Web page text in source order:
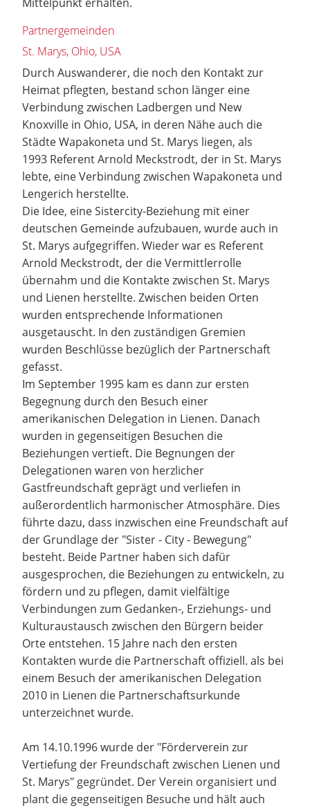
Partnergemeinden
St. Marys, Ohio, USA
Durch Auswanderer, die noch den Kontakt zur
Heimat pflegten, bestand schon länger eine
Verbindung zwischen Ladbergen und New
Knoxville in Ohio, USA, in deren Nähe auch die
Städte Wapakoneta und St. Marys liegen, als
1993 Referent Arnold Meckstrodt, der in St. Marys
lebte, eine Verbindung zwischen Wapakoneta und
Lengerich herstellte.
Die Idee, eine Sistercity-Beziehung mit einer
deutschen Gemeinde aufzubauen, wurde auch in
St. Marys aufgegriffen. Wieder war es Referent
Arnold Meckstrodt, der die Vermittlerrolle
übernahm und die Kontakte zwischen St. Marys
und Lienen herstellte. Zwischen beiden Orten
wurden entsprechende Informationen
ausgetauscht. In den zuständigen Gremien
wurden Beschlüsse bezüglich der Partnerschaft
gefasst.
Im September 1995 kam es dann zur ersten
Begegnung durch den Besuch einer
amerikanischen Delegation in Lienen. Danach
wurden in gegenseitigen Besuchen die
Beziehungen vertieft. Die Begnungen der
Delegationen waren von herzlicher
Gastfreundschaft geprägt und verliefen in
außerordentlich harmonischer Atmosphäre. Dies
führte dazu, dass inzwischen eine Freundschaft auf
der Grundlage der "Sister - City - Bewegung"
besteht. Beide Partner haben sich dafür
ausgesprochen, die Beziehungen zu entwickeln, zu
fördern und zu pflegen, damit vielfältige
Verbindungen zum Gedanken-, Erziehungs- und
Kulturaustausch zwischen den Bürgern beider
Orte entstehen. 15 Jahre nach den ersten
Kontakten wurde die Partnerschaft offiziell. als bei
einem Besuch der amerikanischen Delegation
2010 in Lienen die Partnerschaftsurkunde
unterzeichnet wurde.
Am 14.10.1996 wurde der "Förderverein zur
Vertiefung der Freundschaft zwischen Lienen und
St. Marys" gegründet. Der Verein organisiert und
plant die gegenseitigen Besuche und hält auch